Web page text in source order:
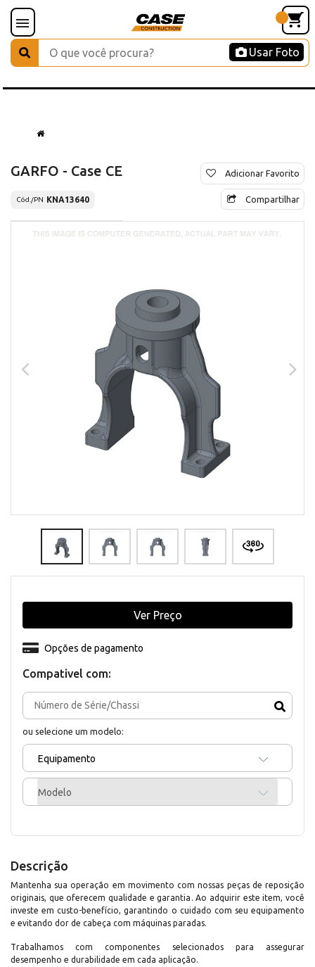
Usar Foto
GARFO - Case CE
Cód./PN KNA13640
Adicionar Favorito
Compartilhar
Compativel com:
ou selecione um modelo:
Equipamento
Modelo
Opções de pagamento
Ver Preço
Descrição
Mantenha sua operação em movimento com nossas peças de reposição
originais, que oferecem qualidade e garantia. Ao adquirir este item, você
investe em custo-benefício, garantindo o cuidado com seu equipamento
e evitando dor de cabeça com máquinas paradas.
Trabalhamos com componentes selecionados para assegurar
desempenho e durabilidade em cada aplicação.